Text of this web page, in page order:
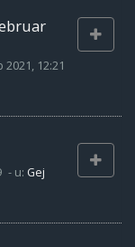
2021, 12:21
- u: Gej